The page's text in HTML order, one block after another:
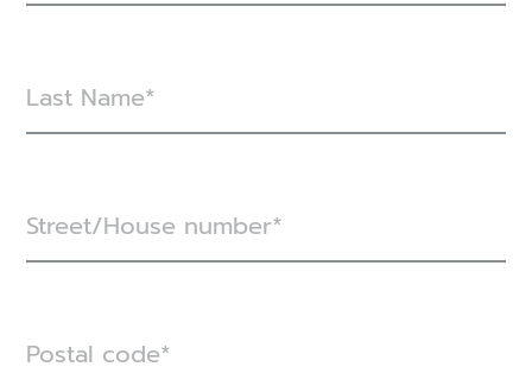
Last Name
Street/House number
Postal code